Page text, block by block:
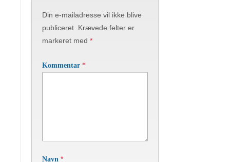
Din e-mailadresse vil ikke blive
publiceret. Krævede felter er
markeret med *
Kommentar *
Navn *